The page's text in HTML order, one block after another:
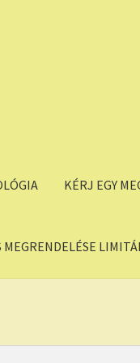
KÉRJ EGY
MEGRENDELÉSE